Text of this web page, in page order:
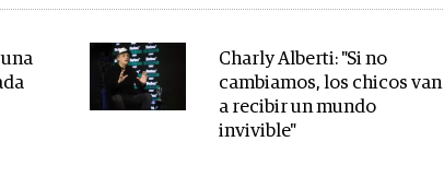
Charly Alberti: "Si no
cambiamos, los chicos van
a recibir un mundo
invivible"